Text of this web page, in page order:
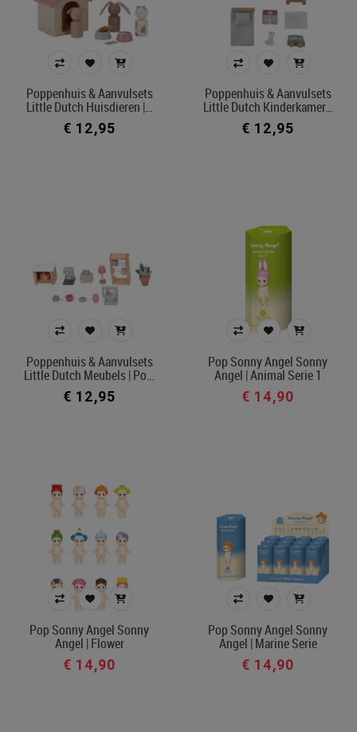
Poppenhuis & Aanvulsets
Little Dutch Huisdieren |…
€ 12,95
Poppenhuis & Aanvulsets
Little Dutch Kinderkamer…
€ 12,95
Poppenhuis & Aanvulsets
Little Dutch Meubels | Po…
€ 12,95
Pop Sonny Angel Sonny
Angel | Animal Serie 1
€ 14,90
Pop Sonny Angel Sonny
Angel | Flower
€ 14,90
Pop Sonny Angel Sonny
Angel | Marine Serie
€ 14,90